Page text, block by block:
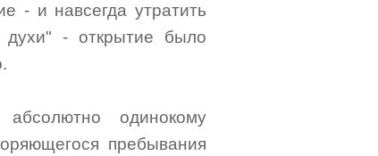
- и навсегда утратить
духи" - открытие было
одинокому
пребывания